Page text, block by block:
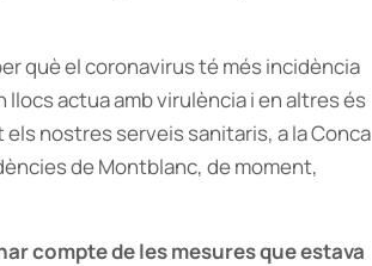
què el coronavirus té més incidència
actua amb virulència i en altres és
nostres serveis sanitaris, a la Conca
de Montblanc, de moment,
compte de les mesures que estava